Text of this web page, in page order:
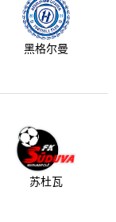
黑格尔曼
苏杜瓦